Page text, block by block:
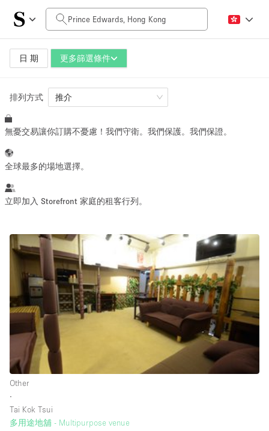
日 期 更多篩選條件
每日價格
HK$0
空間大小
100 sq ft 5000+ sq ft
活動類型
Retail Showroom Event Food
Photo
Shooting
Conference Meeting Office Shop Share
空間種類
Apartment / Loft
排列方式 推介
無憂交易讓你訂購不憂慮！我們守衛。我們保護。我們保證。
全球最多的場地選擇。
立即加入 Storefront 家庭的租客行列。
Other
∙
Tai Kok Tsui
多用途地舖 - Multipurpose venue